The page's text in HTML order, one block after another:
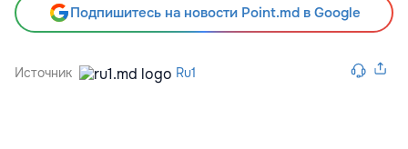
Подпишитесь на новости Point.md в Google
Источник Ru1